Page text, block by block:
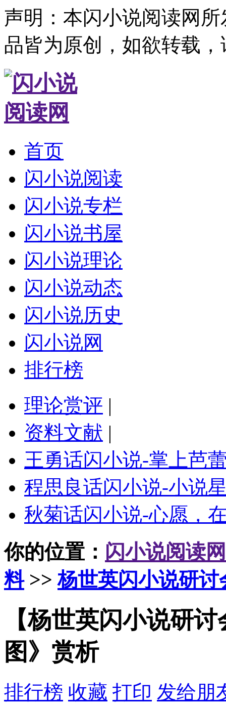
声明：本闪小说阅读网
品皆为原创，如欲转载
首页
闪小说阅读
闪小说专栏
闪小说书屋
闪小说理论
闪小说动态
闪小说历史
闪小说网
排行榜
理论赏评 |
资料文献 |
王勇话闪小说-掌上芭
程思良话闪小说-小说
秋菊话闪小说-心愿，
你的位置： 闪小说阅读网
料>>杨世英闪小说研讨
【杨世英闪小说研
图》赏析
排行榜 收藏 打印 发给朋